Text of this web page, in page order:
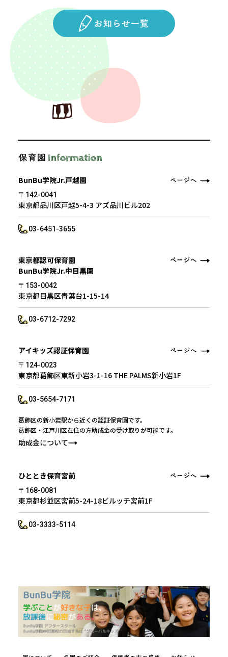
BunBu学院Jr.戸越園
〒142-0041
東京都品川区戸越5-4-3 アズ品川ビル202
03-6451-3655
東京都認可保育園
BunBu学院Jr.中目黒園
〒153-0042
東京都目黒区青葉台1-15-14
03-6712-7292
アイキッズ認証保育園
〒124-0023
東京都葛飾区東新小岩3-1-16 THE PALMS新小岩1F
03-5654-7171
葛飾区の新小岩駅から近くの認証保育園です。
葛飾区・江戸川区在住の方助成金の受け取りが可能です。
助成金について
ひととき保育宮前
〒168-0081
東京都杉並区宮前5-24-18ビルッチ宮前1F
03-3333-5114